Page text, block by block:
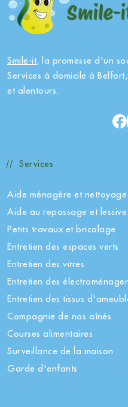
Smile-it, la promesse d'un
Services à domicile à
et alentours.
Services
Aide ménagère et nettoyage
Aide au repassage et lessive
Petits travaux et bricolage
Entretien des espaces verts
Entretien des vitres
Entretien des
Entretien des tissus
Compagnie de nos aînés
Courses alimentaires
Surveillance de la maison
Garde d'enfants